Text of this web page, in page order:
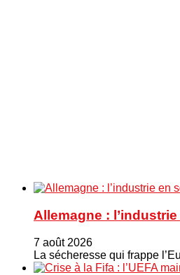
Allemagne :
7 août 2026
La sécheresse qui frappe